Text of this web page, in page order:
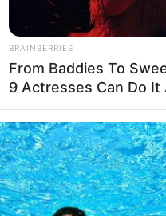
Friss hírek
Természet
Világ
BRAINBERRIES
From Baddies To
9 Actresses Can Do It